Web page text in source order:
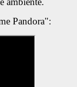
Pandora":